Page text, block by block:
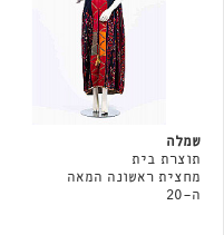
שמלה
תוצרת בית
מחצית ראשונה המאה
ה-20